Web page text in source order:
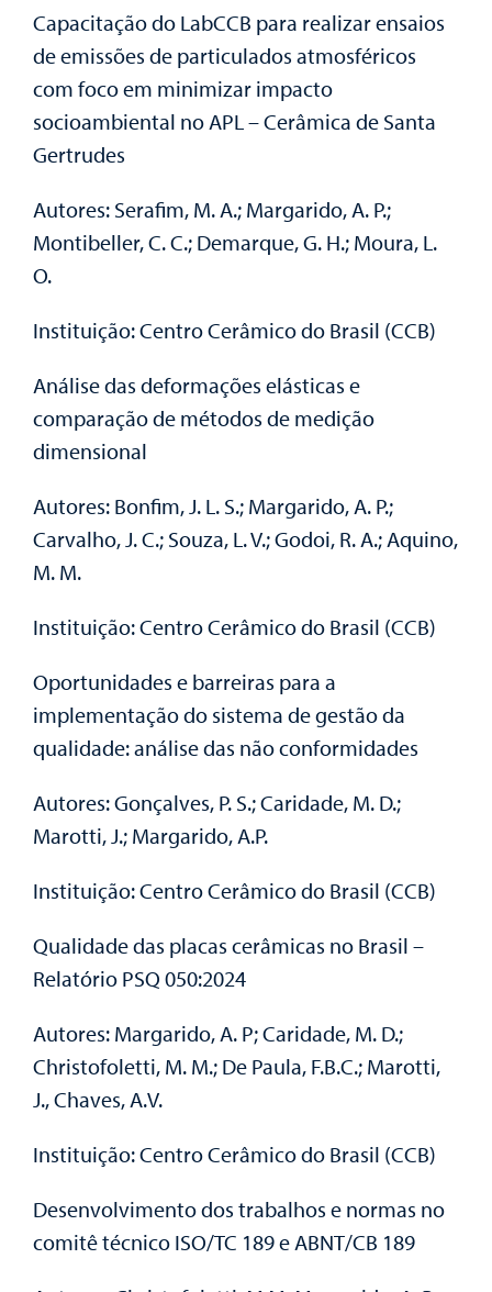
Capacitação do LabCCB para realizar ensaios
de emissões de particulados atmosféricos
com foco em minimizar impacto
socioambiental no APL – Cerâmica de Santa
Gertrudes
Autores: Serafim, M. A.; Margarido, A. P.;
Montibeller, C. C.; Demarque, G. H.; Moura, L.
O.
Instituição: Centro Cerâmico do Brasil (CCB)
Análise das deformações elásticas e
comparação de métodos de medição
dimensional
Autores: Bonfim, J. L. S.; Margarido, A. P.;
Carvalho, J. C.; Souza, L. V.; Godoi, R. A.; Aquino,
M. M.
Instituição: Centro Cerâmico do Brasil (CCB)
Oportunidades e barreiras para a
implementação do sistema de gestão da
qualidade: análise das não conformidades
Autores: Gonçalves, P. S.; Caridade, M. D.;
Marotti, J.; Margarido, A.P.
Instituição: Centro Cerâmico do Brasil (CCB)
Qualidade das placas cerâmicas no Brasil –
Relatório PSQ 050:2024
Autores: Margarido, A. P; Caridade, M. D.;
Christofoletti, M. M.; De Paula, F.B.C.; Marotti,
J., Chaves, A.V.
Instituição: Centro Cerâmico do Brasil (CCB)
Desenvolvimento dos trabalhos e normas no
comitê técnico ISO/TC 189 e ABNT/CB 189